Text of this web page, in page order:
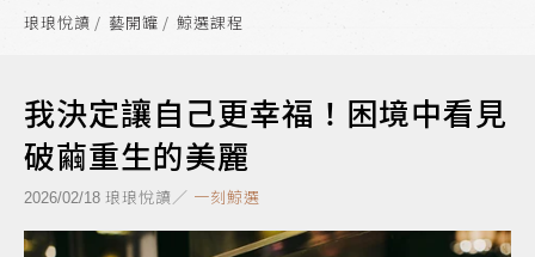
琅琅悅讀 藝開罐 鯨選課程
我決定讓自己更幸福！困境中看見
破繭重生的美麗
2026/02/18 琅琅悅讀／ 一刻鯨選